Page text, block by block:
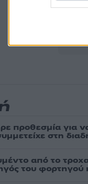
προθεσμία για
στη
από το
του φορτηγού